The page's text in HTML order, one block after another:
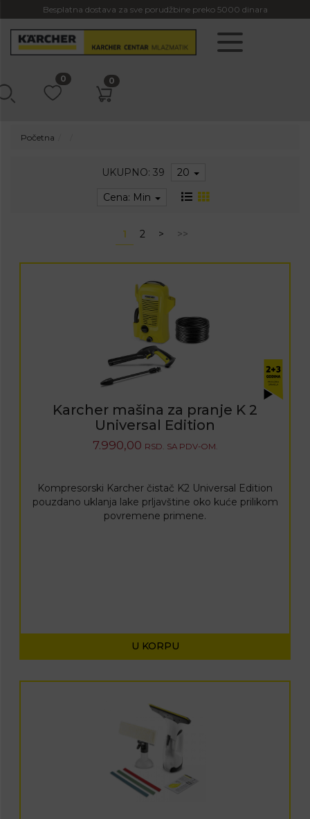
Besplatna dostava za sve porudžbine preko 5000 dinara
0 0
Početna
UKUPNO: 39
20
Cena: Min
1 2 > >>
Karcher mašina za pranje K 2
Universal Edition
7.990,00 RSD. SA PDV-OM.
Kompresorski Karcher čistač K2 Universal Edition
pouzdano uklanja lake prljavštine oko kuće prilikom
povremene primene.
U KORPU